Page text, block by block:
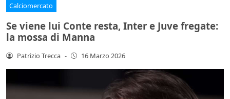
Calciomercato
Se viene lui Conte resta, Inter e Juve fregate:
la mossa di Manna
Patrizio Trecca - 16 Marzo 2026